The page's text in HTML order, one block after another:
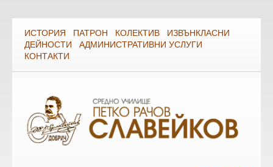
ИСТОРИЯ ПАТРОН КОЛЕКТИВ
ИЗВЪНКЛАСНИ
ДЕЙНОСТИ
АДМИНИСТРАТИВНИ УСЛУГИ
КОНТАКТИ